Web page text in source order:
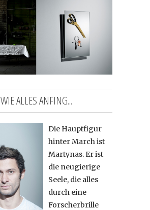
WIE ALLES ANFING...
Die Hauptfigur
hinter March ist
Martynas. Er ist
die neugierige
Seele, die alles
durch eine
Forscherbrille